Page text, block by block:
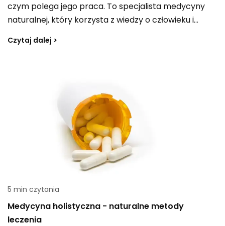
czym polega jego praca. To specjalista medycyny
naturalnej, który korzysta z wiedzy o człowieku i
w ujęciu holistycznym. Popularność naturalnych
Czytaj dalej >
5 min czytania
Medycyna holistyczna - naturalne metody
leczenia